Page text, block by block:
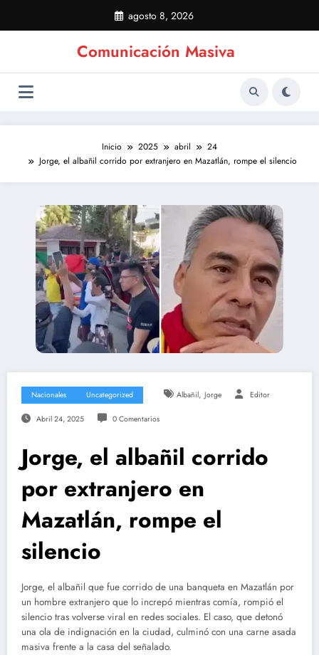
contenido
agosto 8, 2026
Comunicación Masiva
Inicio 2025 abril
24
Jorge, el albañil corrido por extranjero en Mazatlán, rompe el silencio
Nacionales Uncategorized Albañil, Jorge Editor
Abril 24, 2025 0 Comentarios
Jorge, el albañil corrido
por extranjero en
Mazatlán, rompe el
silencio
Jorge, el albañil que fue corrido de una banqueta en Mazatlán por
un hombre extranjero que lo increpó mientras comía, rompió el
silencio tras volverse viral en redes sociales. El caso, que detonó
una ola de indignación en la ciudad, culminó con una carne asada
masiva frente a la casa del señalado.